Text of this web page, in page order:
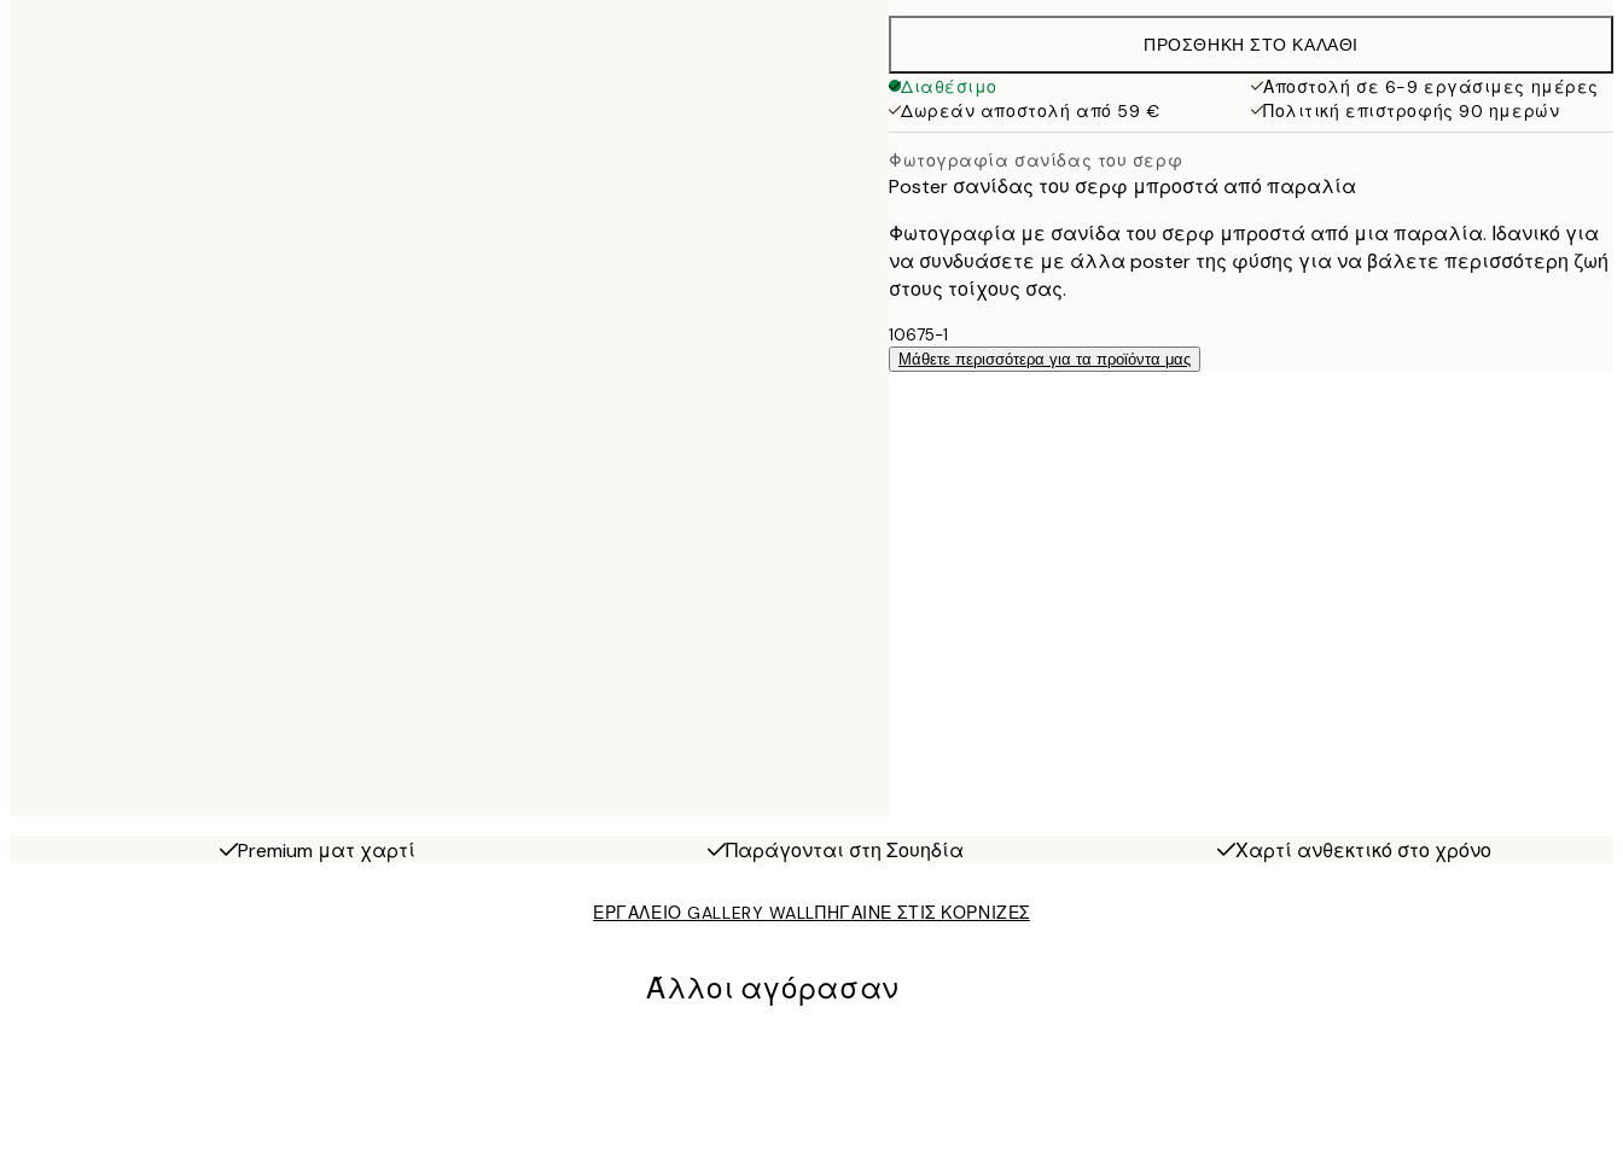
ΠΡΟΣΘΉΚΗ ΣΤΟ ΚΑΛΆΘΙ
Διαθέσιμο
Αποστολή σε 6-9 εργάσιμες ημέρες
Δωρεάν αποστολή από 59 €
Πολιτική επιστροφής 90 ημερών
Φωτογραφία σανίδας του σερφ
Poster σανίδας του σερφ μπροστά από παραλία
Φωτογραφία με σανίδα του σερφ μπροστά από μια παραλία. Ιδανικό για
να συνδυάσετε με άλλα poster της φύσης για να βάλετε περισσότερη ζωή
στους τοίχους σας.
10675-1
Μάθετε περισσότερα για τα προϊόντα μας
Premium ματ χαρτί Παράγονται στη Σουηδία Χαρτί ανθεκτικό στο χρόνο
ΕΡΓΑΛΕΙΟ GALLERY WALLΠΗΓΑΙΝΕ ΣΤΙΣ ΚΟΡΝΙΖΕΣ
Άλλοι αγόρασαν